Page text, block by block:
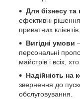
Для бізнесу та
ефективні
приватних клієнтів.
Вигідні умови
персональні
майстрів і всіх,
Надійність на
звернення до
обслуговування.